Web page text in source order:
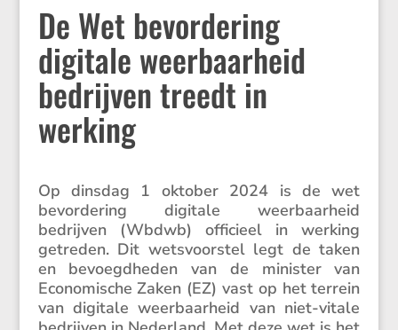
De Wet bevordering
digitale weerbaarheid
bedrijven treedt in
werking
Op dinsdag 1 oktober 2024 is de wet
bevor­de­ring digitale weerbaar­heid
bedrijven (Wbdwb) officieel in werking
getreden. Dit wetsvoor­stel legt de taken
en bevoegd­heden van de minister van
Econo­mi­sche Zaken (EZ) vast op het terrein
van digitale weerbaar­heid van niet-vitale